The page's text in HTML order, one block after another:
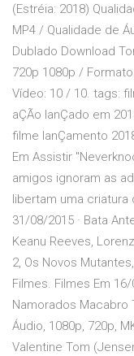
(Estréia: 2018)
MP4 / Qualidade de
Dublado Download
720p 1080p /
Vídeo: 10 / 10. tags:
aÇÃo lanÇado em
filme lanÇamento
Em Assistir
amigos ignoram as
libertam uma
31/08/2015 · Bata
Keanu Reeves,
2, Os Novos
Filmes. Filmes Em
Namorados Macabro
Áudio, 1080p, 720p,
Valentine Tom